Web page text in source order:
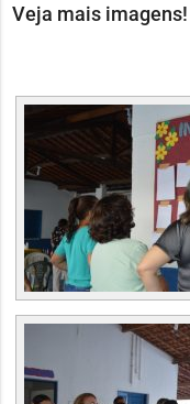
Veja mais imagens!